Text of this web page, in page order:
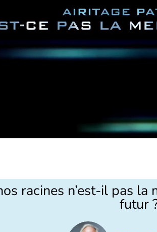
racines n’est-il pas
futur